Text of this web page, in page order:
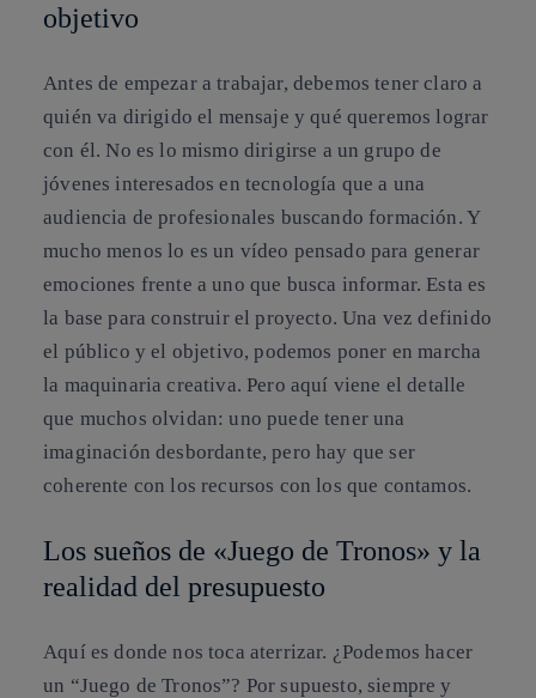
objetivo
Antes de empezar a trabajar, debemos tener claro a
quién va dirigido el mensaje y qué queremos lograr
con él. No es lo mismo dirigirse a un grupo de
jóvenes interesados en tecnología que a una
audiencia de profesionales buscando formación. Y
mucho menos lo es un vídeo pensado para generar
emociones frente a uno que busca informar. Esta es
la base para construir el proyecto. Una vez definido
el público y el objetivo, podemos poner en marcha
la maquinaria creativa. Pero aquí viene el detalle
que muchos olvidan: uno puede tener una
imaginación desbordante, pero hay que ser
coherente con los recursos con los que contamos.
Los sueños de «Juego de Tronos» y la
realidad del presupuesto
Aquí es donde nos toca aterrizar. ¿Podemos hacer
un “Juego de Tronos”? Por supuesto, siempre y